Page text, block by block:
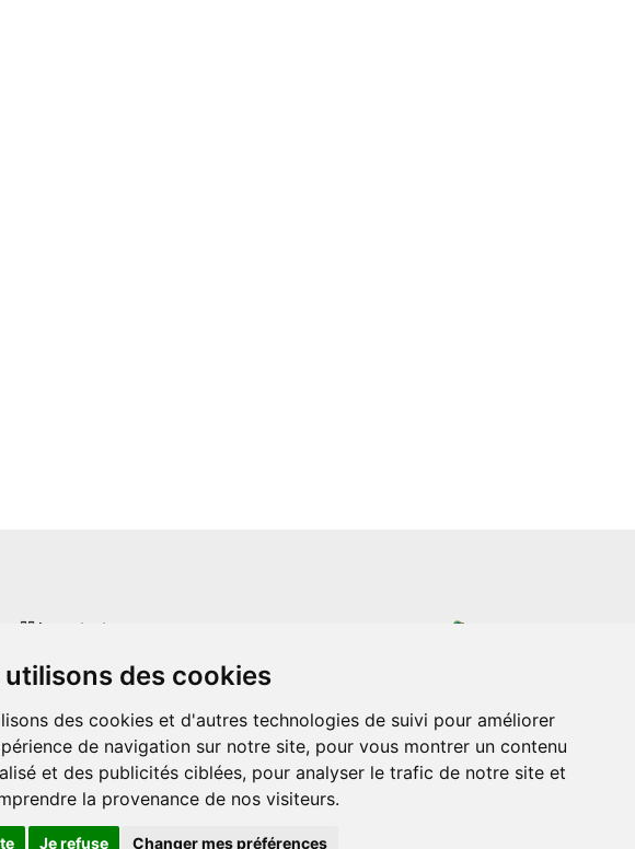
utilisons des cookies
des cookies et d'autres technologies de suivi pour améliorer
de navigation sur notre site, pour vous montrer un contenu
et des publicités ciblées, pour analyser le trafic de notre site et
la provenance de nos visiteurs.
Je refuse Changer mes préférences
☝🏼 Important
lié de quelque manière que ce soit avec The Walt Disney
Company, Pixar, Disney Enterprises, Inc ou leurs dérivés ou
associés. Toute demande adressée aux studios Disney ou
Pixar sera ignorée. Merci de votre compréhension.